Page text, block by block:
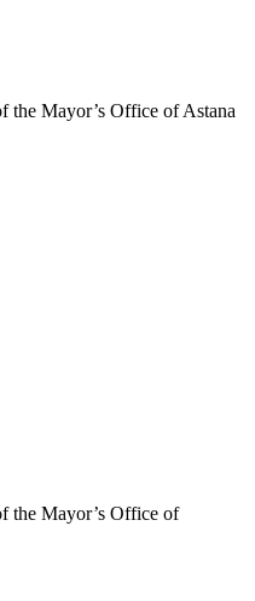
the Mayor’s Office of Astana
the Mayor’s Office of